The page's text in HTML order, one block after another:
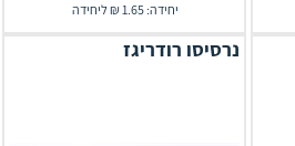
יחידה: 1.65 ₪ ליחידה
נרסיסו רודריגז